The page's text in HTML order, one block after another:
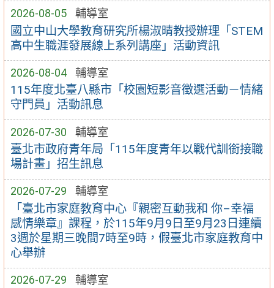
2026-08-05 輔導室
國立中山大學教育研究所楊淑晴教授辦理「STEM
高中生職涯發展線上系列講座」活動資訊
2026-08-04 輔導室
115年度北臺八縣市「校園短影音徵選活動－情緒
守門員」活動訊息
2026-07-30 輔導室
臺北市政府青年局「115年度青年以戰代訓銜接職
場計畫」招生訊息
2026-07-29 輔導室
「臺北市家庭教育中心『親密互動我和 你–幸福
感情樂章』課程，於115年9月9日至9月23日連續
3週於星期三晚間7時至9時，假臺北市家庭教育中
心舉辦
2026-07-29 輔導室